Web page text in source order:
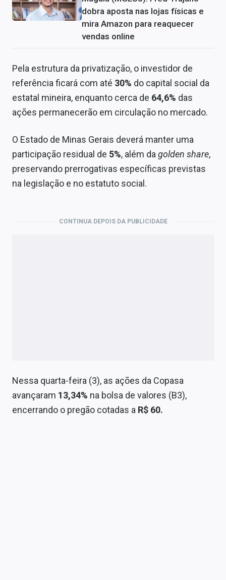
dobra aposta nas lojas físicas e
mira Amazon para reaquecer
vendas online
Pela estrutura da privatização, o investidor de
referência ficará com até 30% do capital social da
estatal mineira, enquanto cerca de 64,6% das
ações permanecerão em circulação no mercado.
O Estado de Minas Gerais deverá manter uma
participação residual de 5%, além dagolden share,
preservando prerrogativas específicas previstas
na legislação e no estatuto social.
CONTINUA DEPOIS DA PUBLICIDADE
Nessa quarta-feira (3), as ações da Copasa
avançaram 13,34% na bolsa de valores (B3),
encerrando o pregão cotadas a R$ 60.